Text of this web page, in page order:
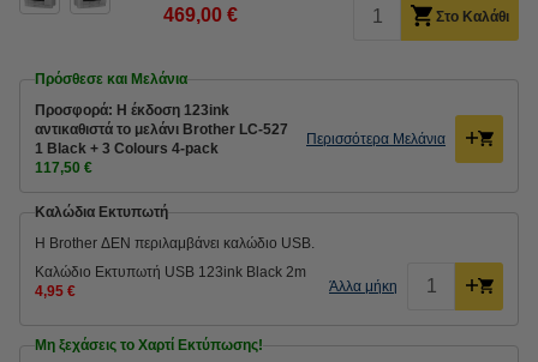
469,00 € Στο Καλάθι
Πρόσθεσε και Μελάνια
Προσφορά: Η έκδοση 123ink
αντικαθιστά το μελάνι Brother LC-527
1 Black + 3 Colours 4-pack
117,50 €
Περισσότερα Μελάνια
Καλώδια Εκτυπωτή
Η Brother ΔΕΝ περιλαμβάνει καλώδιο USB.
Καλώδιο Εκτυπωτή USB 123ink Black 2m
4,95 €
Άλλα μήκη
Μη ξεχάσεις το Χαρτί Εκτύπωσης!